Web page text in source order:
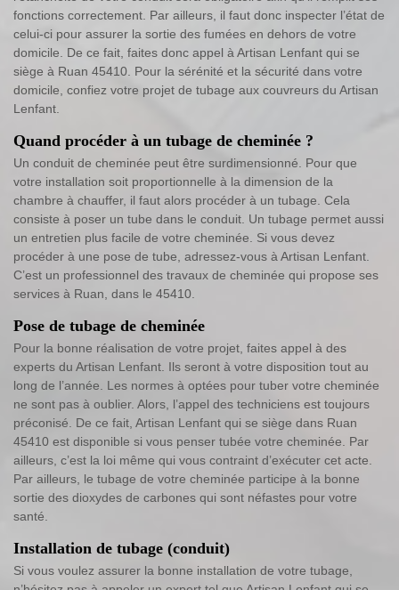
fonctions correctement. Par ailleurs, il faut donc inspecter l’état de
celui-ci pour assurer la sortie des fumées en dehors de votre
domicile. De ce fait, faites donc appel à Artisan Lenfant qui se
siège à Ruan 45410. Pour la sérénité et la sécurité dans votre
domicile, confiez votre projet de tubage aux couvreurs du Artisan
Lenfant.
Quand procéder à un tubage de cheminée ?
Un conduit de cheminée peut être surdimensionné. Pour que
votre installation soit proportionnelle à la dimension de la
chambre à chauffer, il faut alors procéder à un tubage. Cela
consiste à poser un tube dans le conduit. Un tubage permet aussi
un entretien plus facile de votre cheminée. Si vous devez
procéder à une pose de tube, adressez-vous à Artisan Lenfant.
C’est un professionnel des travaux de cheminée qui propose ses
services à Ruan, dans le 45410.
Pose de tubage de cheminée
Pour la bonne réalisation de votre projet, faites appel à des
experts du Artisan Lenfant. Ils seront à votre disposition tout au
long de l’année. Les normes à optées pour tuber votre cheminée
ne sont pas à oublier. Alors, l’appel des techniciens est toujours
préconisé. De ce fait, Artisan Lenfant qui se siège dans Ruan
45410 est disponible si vous penser tubée votre cheminée. Par
ailleurs, c’est la loi même qui vous contraint d’exécuter cet acte.
Par ailleurs, le tubage de votre cheminée participe à la bonne
sortie des dioxydes de carbones qui sont néfastes pour votre
santé.
Installation de tubage (conduit)
Si vous voulez assurer la bonne installation de votre tubage,